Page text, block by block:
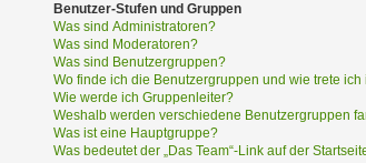
Benutzer-Stufen und Gruppen
Was sind Administratoren?
Was sind Moderatoren?
Was sind Benutzergruppen?
Wo finde ich die Benutzergruppen und wie trete
Wie werde ich Gruppenleiter?
Weshalb werden verschiedene Benutzergruppen
Was ist eine Hauptgruppe?
Was bedeutet der „Das Team“-Link auf der